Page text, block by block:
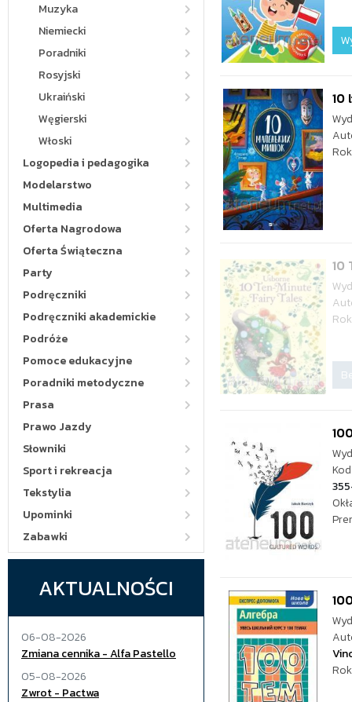
Muzyka
Niemiecki
Poradniki
Rosyjski
Ukraiński
Węgierski
Włoski
Logopedia i pedagogika
Modelarstwo
Multimedia
Oferta Nagrodowa
Oferta Świąteczna
Party
Podręczniki
Podręczniki akademickie
Podróże
Pomoce edukacyjne
Poradniki metodyczne
Prasa
Prawo Jazdy
Słowniki
Sport i rekreacja
Tekstylia
Upominki
Zabawki
AKTUALNOŚCI
06-08-2026
Zmiana cennika - Alfa Pastello
05-08-2026
Zwrot - Pactwa
10
10